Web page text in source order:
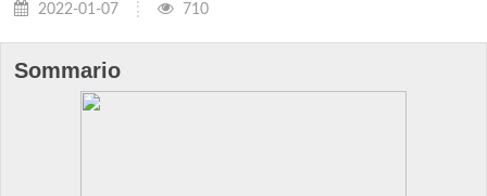
2022-01-07 710
Sommario